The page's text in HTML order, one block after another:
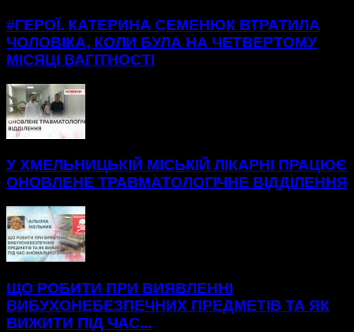
#ГЕРОЇ. КАТЕРИНА СЕМЕНЮК ВТРАТИЛА
ЧОЛОВІКА, КОЛИ БУЛА НА ЧЕТВЕРТОМУ
МІСЯЦІ ВАГІТНОСТІ
У ХМЕЛЬНИЦЬКІЙ МІСЬКІЙ ЛІКАРНІ ПРАЦЮЄ
ОНОВЛЕНЕ ТРАВМАТОЛОГІЧНЕ ВІДДІЛЕННЯ
ЩО РОБИТИ ПРИ ВИЯВЛЕННІ
ВИБУХОНЕБЕЗПЕЧНИХ ПРЕДМЕТІВ ТА ЯК
ВИЖИТИ ПІД ЧАС...